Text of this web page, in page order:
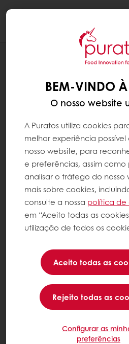
COOKIE DE
BEM-VINDO À
O nosso website
A Puratos utiliza cookies
melhor experiência
nosso website, para
e preferências, assim
analisar o tráfego do nosso
mais sobre cookies,
consulte a nossa política de
em “Aceito todas as
utilização de todos os
Aceito todas as
Rejeito todas as
Configurar as
preferências